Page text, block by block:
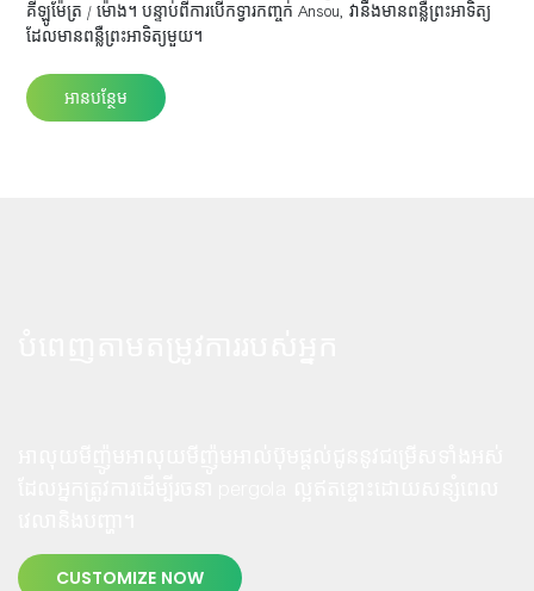
គីឡូម៉ែត្រ / ម៉ោង។ បន្ទាប់ពីការបើកទ្វារកញ្ចក់ Ansou, វានឹងមានពន្លឺព្រះអាទិត្យ
ដែលមានពន្លឺព្រះអាទិត្យមួយ។
អានបន្ថែម
CUSTOMIZE NOW